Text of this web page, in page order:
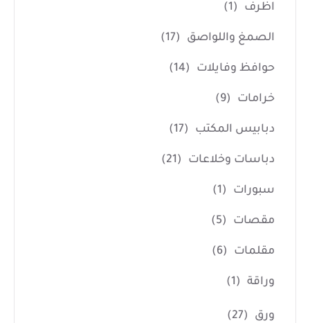
اظرف (1)
الصمغ واللواصق (17)
حوافظ وفايلات (14)
خرامات (9)
دبابيس المكتب (17)
دباسات وخلاعات (21)
سبورات (1)
مقصات (5)
مقلمات (6)
وراقة (1)
ورق (27)